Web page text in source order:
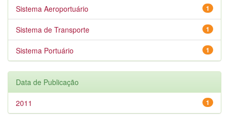
1
Sistema Aeroportuário
1
Sistema de Transporte
1
Sistema Portuário
Data de Publicação
1
2011